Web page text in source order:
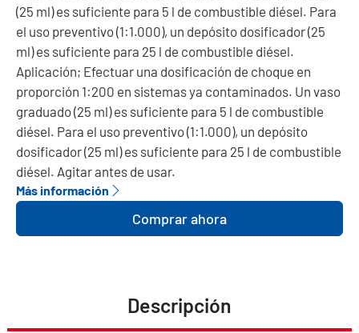
(25 ml) es suficiente para 5 l de combustible diésel. Para
el uso preventivo (1:1.000), un depósito dosificador (25
ml) es suficiente para 25 l de combustible diésel.
Aplicación; Efectuar una dosificación de choque en
proporción 1:200 en sistemas ya contaminados. Un vaso
graduado (25 ml) es suficiente para 5 l de combustible
diésel. Para el uso preventivo (1:1.000), un depósito
dosificador (25 ml) es suficiente para 25 l de combustible
diésel. Agitar antes de usar.
Más información
Comprar ahora
Descripción